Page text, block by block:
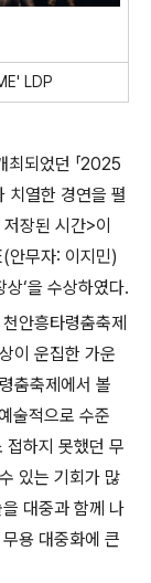
LDP
최되었던 「2025
치열한 경연을 펼
저장된 시간>이
안무자: 이지민)
상‘을 수상하였다.
안흥타령춤축제
이 운집한 가운
춤축제에서 볼
술적으로 수준
접하지 못했던 무
있는 기회가 많
대중과 함께 나
용 대중화에 큰